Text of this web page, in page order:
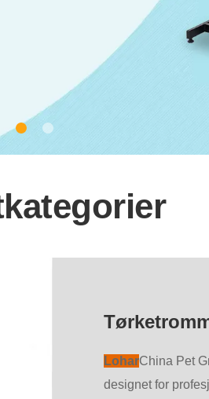
Lo harChina Pet
designet for